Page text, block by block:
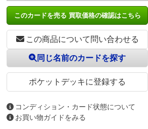
この商品について問い合わせる
ポケットデッキに登録する
同じ名前のカードを探す
コンディション・カード状態について
お買い物ガイドをみる
このカードを売る 買取価格の確認はこちら